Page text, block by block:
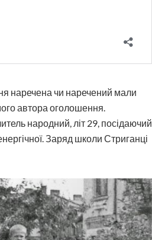
наречена чи наречений мали
автора оголошення.
народний, літ 29, посідаючий
Заряд школи Стриганці